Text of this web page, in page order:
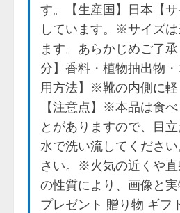
す。【生産国】日本【
しています。※サイズ
ます。あらかじめご了
分】香料・植物抽出物
用方法】※靴の内側に
【注意点】※本品は食
とがありますので、目
水で洗い流してくださ
さい。※火気の近くや
の性質により、画像と
プレゼント 贈り物 ギフ